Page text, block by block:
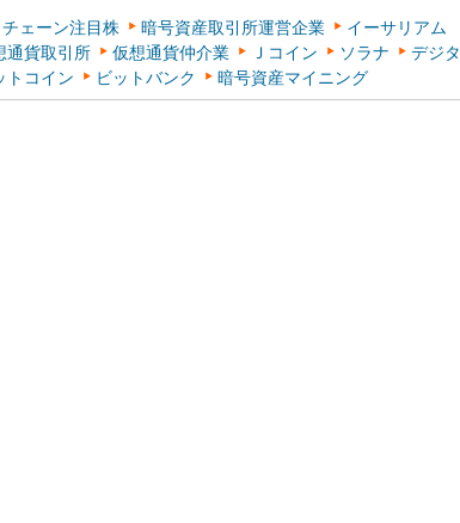
ェーン注目株 暗号資産取引所運営企業
イーサリアム
通貨取引所 仮想通貨仲介業 Ｊコイン ソラナ
デジタ
トコイン ビットバンク 暗号資産マイニング